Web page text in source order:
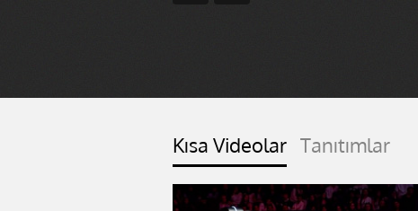
Kısa Videolar Tanıtımlar